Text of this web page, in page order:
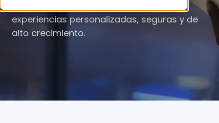
experiencias personalizadas, seguras y de
alto crecimiento.